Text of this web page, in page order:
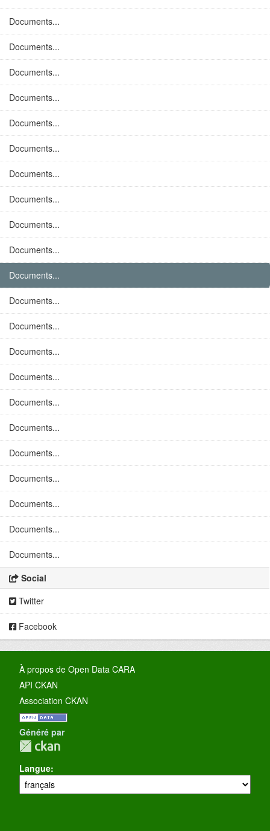
Documents...
Documents...
Documents...
Documents...
Documents...
Documents...
Documents...
Documents...
Documents...
Documents...
Documents...
Documents...
Documents...
Documents...
Documents...
Documents...
Documents...
Documents...
Documents...
Documents...
Documents...
Documents...
Social
Twitter
Facebook
À propos de Open Data CARA
API CKAN
Association CKAN
Généré par
Langue